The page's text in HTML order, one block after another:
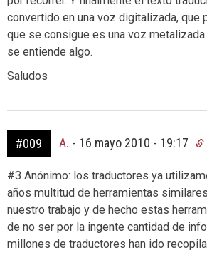
convertido en una voz digitalizada, que
que se consigue es una voz
se entiende algo.
Saludos
#009 A. - 16 mayo 2010 - 19:17
#3 Anónimo: los traductores ya
años multitud de herramientas
nuestro trabajo y de hecho estas
de no ser por la ingente cantidad de
millones de traductores han ido